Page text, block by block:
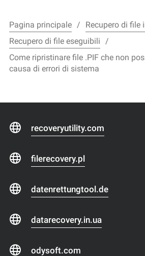
Pagina principale
Recupero di file
Recupero di file eseguibili
Come ripristinare file .PIF che non
causa di errori di sistema
recoveryutility.com
filerecovery.pl
datenrettungtool.de
datarecovery.in.ua
odysoft.com